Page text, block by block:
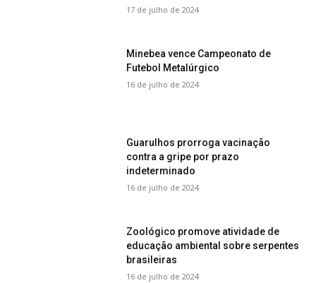
17 de julho de 2024
Minebea vence Campeonato de
Futebol Metalúrgico
16 de julho de 2024
Guarulhos prorroga vacinação
contra a gripe por prazo
indeterminado
16 de julho de 2024
Zoológico promove atividade de
educação ambiental sobre serpentes
brasileiras
16 de julho de 2024